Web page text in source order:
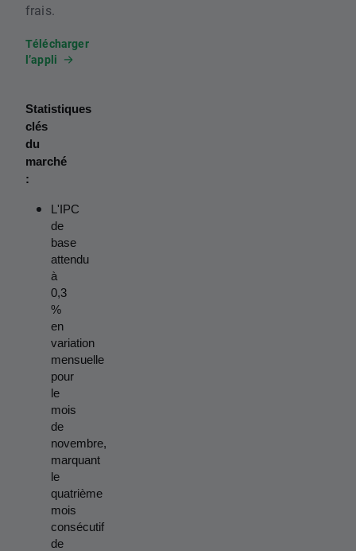
frais.
Télécharger
l’appli
Statistiques
clés
du
marché
:
L'IPC
de
base
attendu
à
0,3
%
en
variation
mensuelle
pour
le
mois
de
novembre,
marquant
le
quatrième
mois
consécutif
de